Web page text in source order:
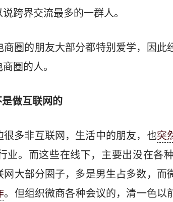
跨界交流最多的一群人。
商圈的朋友大部分都特别爱学，因此
圈的人。
做互联网的
多非互联网，生活中的朋友，也突
业。而这些在线下，主要出没在各
大部分圈子，多是男生占多数，而
。但组织微商各种会议的，清一色以